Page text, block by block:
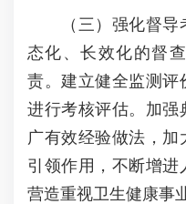
（三）强化督导
态化、长效化的督
责。建立健全监测评
进行考核评估。加强
广有效经验做法，
引领作用，不断增
营造重视卫生健康事